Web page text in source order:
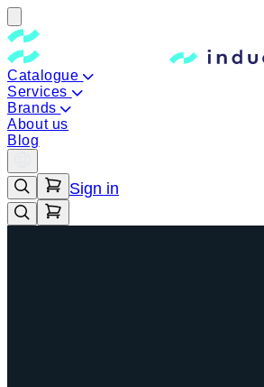
Catalogue
Services
Brands
About us
Blog
Sign in